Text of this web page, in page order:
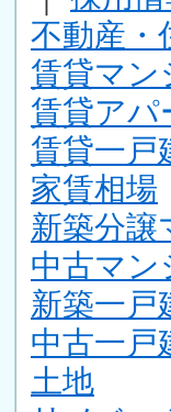
不動産・
賃貸マン
賃貸アパ
賃貸一戸
家賃相場
新築分譲
中古マン
新築一戸
中古一戸
土地